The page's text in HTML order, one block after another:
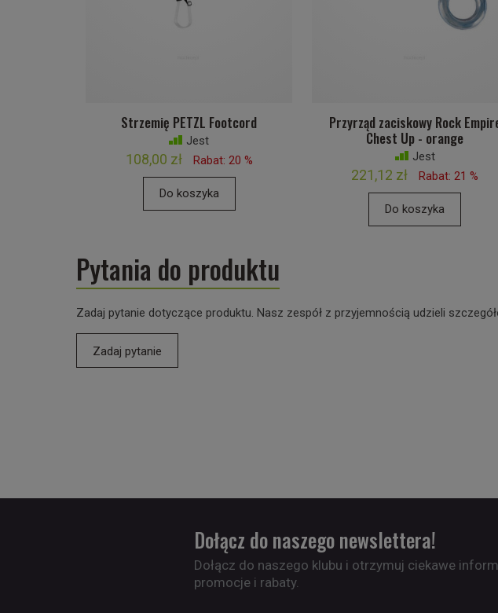
Strzemię PETZL Footcord
Jest
108,00 zł Rabat: 20 %
Do koszyka
Przyrząd zaciskowy Rock
Chest Up - orange
Jest
221,12 zł Rabat: 21 %
Do koszyka
Pytania do produktu
Zadaj pytanie dotyczące produktu. Nasz zespół z przyjemnością udzieli
Zadaj pytanie
Dołącz do naszego newslettera!
Dołącz do naszego klubu i otrzymuj ciekawe
promocje i rabaty.